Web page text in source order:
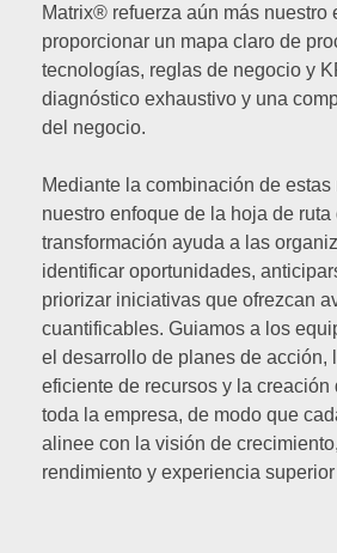
Matrix® refuerza aún más nuestro
proporcionar un mapa claro de
tecnologías, reglas de negocio y
diagnóstico exhaustivo y una
del negocio.
Mediante la combinación de estas
nuestro enfoque de la hoja de ruta
transformación ayuda a las
identificar oportunidades,
priorizar iniciativas que ofrezcan
cuantificables. Guiamos a los
el desarrollo de planes de acción,
eficiente de recursos y la creación
toda la empresa, de modo que
alinee con la visión de
rendimiento y experiencia